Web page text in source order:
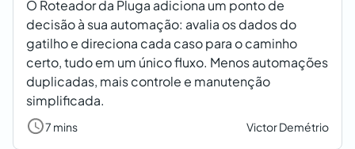
O Roteador da Pluga adiciona um ponto de
decisão à sua automação: avalia os dados do
gatilho e direciona cada caso para o caminho
certo, tudo em um único fluxo. Menos automações
duplicadas, mais controle e manutenção
simplificada.
7 mins Victor Demétrio